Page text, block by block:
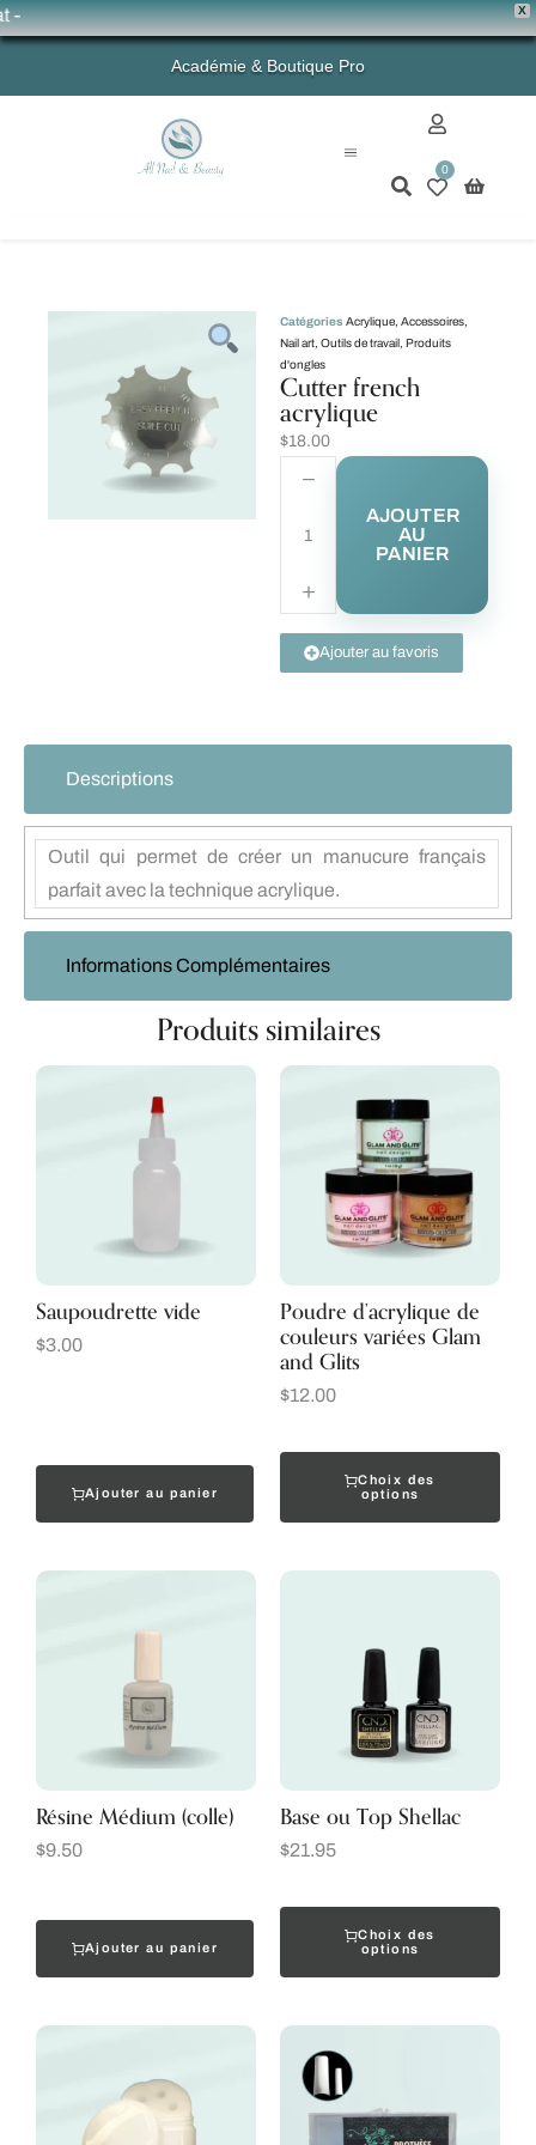
X
💗
Académie & Boutique Pro
0
Catégories Acrylique Accessoires
Nail art Outils de travail Produits
d'ongles
Cutter french
acrylique
$18.00
AJOUTER
AU
PANIER
Ajouter au favoris
Descriptions
Informations Complémentaires
Outil qui permet de créer un manucure français
parfait avec la technique acrylique.
Produits similaires
Saupoudrette vide
$3.00
Ajouter au panier
Poudre d’acrylique de
couleurs variées Glam
and Glits
$12.00
Choix des
options
Résine Médium (colle)
$9.50
Ajouter au panier
Base ou Top Shellac
$21.95
Choix des
options